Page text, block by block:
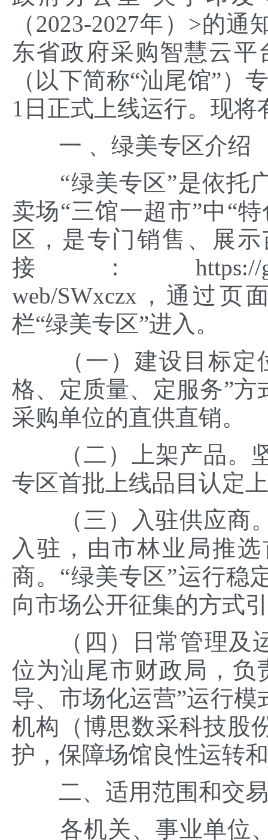
（2023-2027年）>的
东省政府采购智慧云
（以下简称“汕尾馆”）
1日正式上线运行。现
一 、绿美专区介绍
“绿美专区”是依托广
卖场“三馆一超市”中“
区，是专门销售、展
接：https://
web/SWxczx，通过页
栏“绿美专区”进入。
（一）建设目标定
格、定质量、定服务”
采购单位的直供直销。
（二）上架产品。坚
专区首批上线品目认定
（三）入驻供应商。
入驻，由市林业局推
商。“绿美专区”运行稳
向市场公开征集的方式
（四）日常管理及运
位为汕尾市财政局，负
导、市场化运营”运行
机构（博思数采科技股
护，保障场馆良性运转
二、适用范围和交
各机关、事业单位、